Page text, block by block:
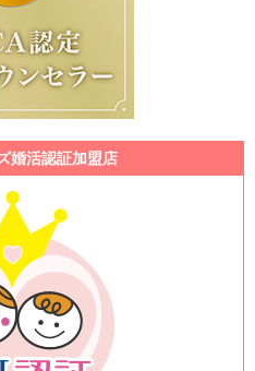
婚活認証加盟店